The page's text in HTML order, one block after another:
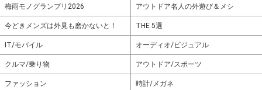
梅雨モノグランプリ2026 アウトドア名人の外遊び＆メシ
今どきメンズは外見も磨かないと！ THE 5選
IT/モバイル オーディオ/ビジュアル
クルマ/乗り物 アウトドア/スポーツ
ファッション 時計/メガネ